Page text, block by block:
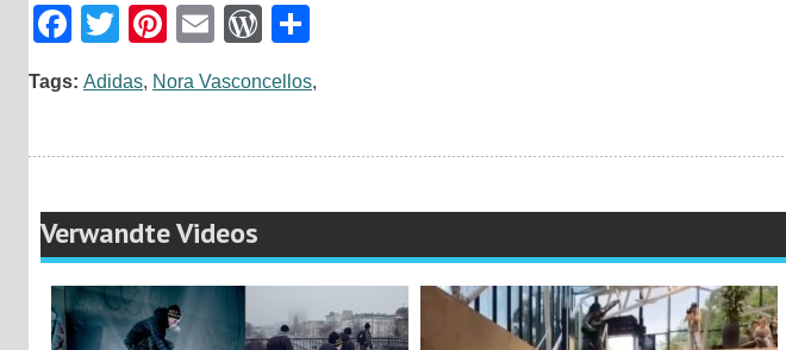
Facebook
TwitterPinterest
EmailWordPress
Tags: Adidas, Nora Vasconcellos,
Verwandte Videos